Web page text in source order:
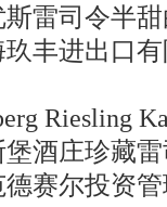
司令半甜
进出口有
Riesling
庄珍藏雷
尔投资管